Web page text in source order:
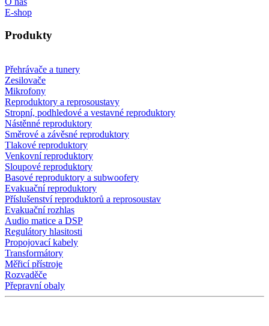
E-shop
Produkty
Přehrávače a tunery
Zesilovače
Mikrofony
Reproduktory a reprosoustavy
Stropní, podhledové a vestavné reproduktory
Nástěnné reproduktory
Směrové a závěsné reproduktory
Tlakové reproduktory
Venkovní reproduktory
Sloupové reproduktory
Basové reproduktory a subwoofery
Evakuační reproduktory
Příslušenství reproduktorů a reprosoustav
Evakuační rozhlas
Audio matice a DSP
Regulátory hlasitosti
Propojovací kabely
Transformátory
Měřicí přístroje
Rozvaděče
Přepravní obaly